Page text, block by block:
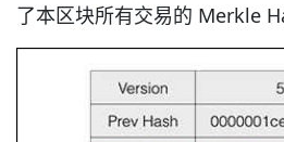
了本区块所有交易的 Merkle